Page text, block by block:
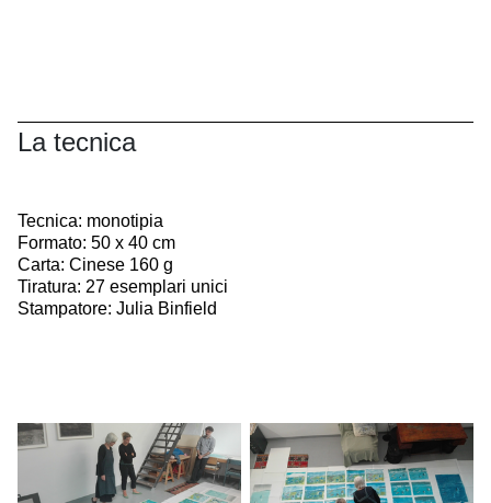
La tecnica
Tecnica: monotipia
Formato: 50 x 40 cm
Carta: Cinese 160 g
Tiratura: 27 esemplari unici
Stampatore: Julia Binfield